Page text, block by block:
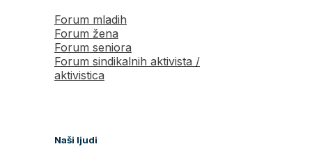
Forum mladih
Forum žena
Forum seniora
Forum sindikalnih aktivista /
aktivistica
Naši ljudi